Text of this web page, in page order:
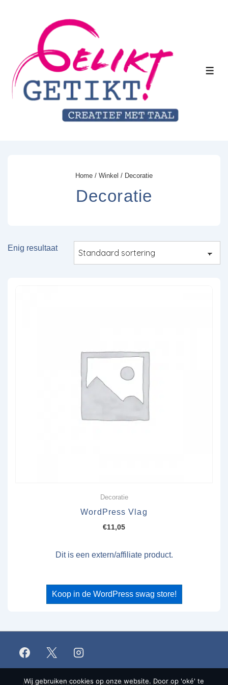
hoofdinhoud
Home / Winkel / Decoratie
Decoratie
Enig resultaat
Decoratie
WordPress Vlag
€11,05
Dit is een extern/affiliate product.
Koop in de WordPress swag store!
Wij gebruiken cookies op onze website. Door op 'oké' te